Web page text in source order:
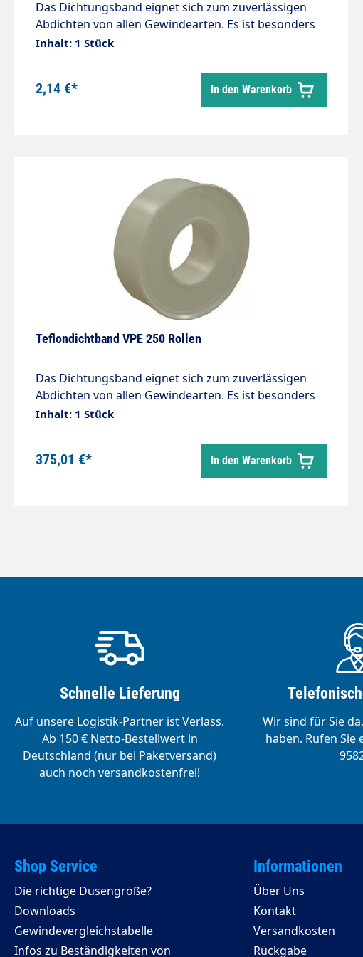
Das Dichtungsband eignet sich zum zuverlässigen
Abdichten von allen Gewindearten. Es ist besonders
kräftig und elastisch sowie von höchster Qualität. 1
Inhalt: 1 Stück
2,14 €* In den Warenkorb
Teflondichtband VPE 250 Rollen
Das Dichtungsband eignet sich zum zuverlässigen
Abdichten von allen Gewindearten. Es ist besonders
kräftig und elastisch sowie von höchster Qualität. 1
Inhalt: 1 Stück
375,01 €* In den Warenkorb
Schnelle Lieferung
Auf unsere Logistik-Partner ist Verlass.
Ab 150 € Netto-Bestellwert in
Deutschland (nur bei Paketversand)
auch noch versandkostenfrei!
Wir sind für Sie
haben. Rufen Sie
Shop Service
Die richtige Düsengröße?
Downloads
Gewindevergleichstabelle
Infos zu Beständigkeiten von
Informationen
Über Uns
Kontakt
Versandkosten
Rückgabe